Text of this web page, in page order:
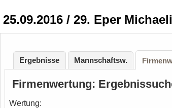
25.09.2016 / 29. Eper
Ergebnisse Mannschaftsw.
Firmenwertung:
Wertung: